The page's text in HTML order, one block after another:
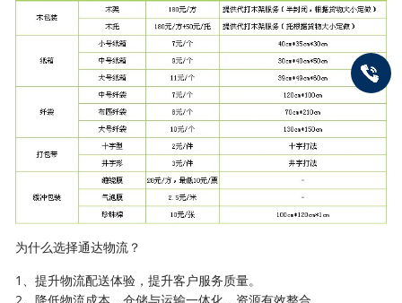
为什么选择通达物流？
1、提升物流配送体验，提升客户服务质量。